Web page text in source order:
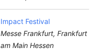
Impact Festival
Messe Frankfurt, Frankfurt
am Main Hessen